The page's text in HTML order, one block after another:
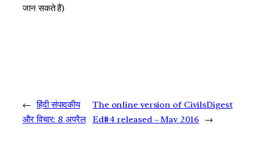
जान सकते हैं)
← हिंदी संपादकीय
और विचार: 8 अप्रैल
The online version of CivilsDigest
Ed#4 released – May 2016
→